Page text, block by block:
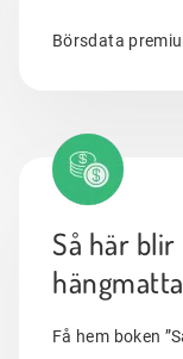
Börsdata
Så här
Få hem boken